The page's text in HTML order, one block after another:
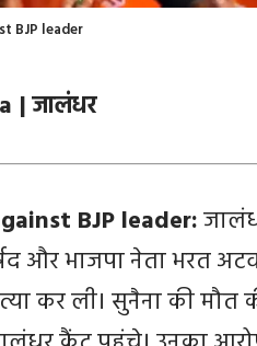
BJP leader
|जालंधर
BJP leader:
और भाजपा नेता भरत
कर ली। सुनैना की